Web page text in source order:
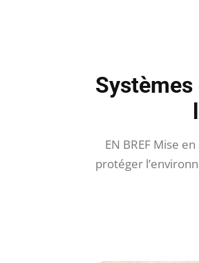
EN BREF Mise
protéger